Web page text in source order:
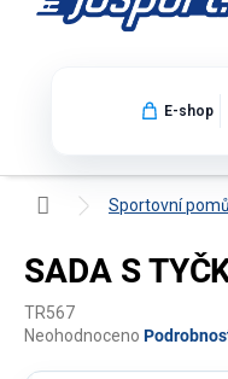
E-shop
Domů Sportovní
SADA S
TR567
Průměrné
Neohodnoceno